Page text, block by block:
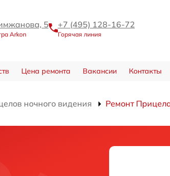
5
Arkon
+7 (495) 128-16-72
Горячая линия
Цена ремонта Вакансии Контакты
ночного видения Ремонт